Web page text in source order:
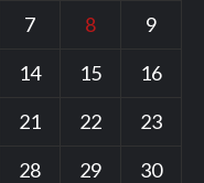
7 8
9
14 15
16
21 22
23
28 29
30